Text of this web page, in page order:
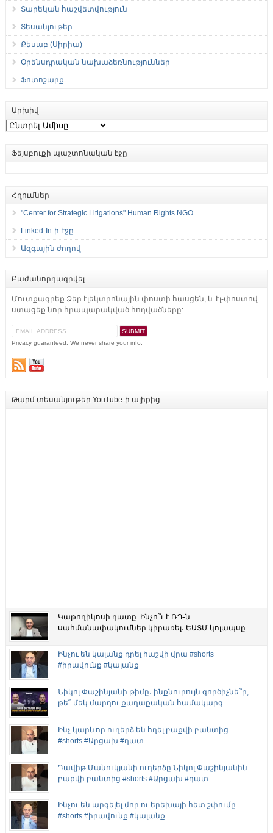
Տարեկան հաշվետվություն
Տեսանյութեր
Քեսաբ (Սիրիա)
Օրենսդրական նախաձեռնություններ
Ֆոտոշարք
Արխիվ
Արխիվ
Ֆեյսբուքի պաշտոնական էջը
Հղումներ
"Center for Strategic Litigations" Human Rights NGO
Linked-In-ի էջը
Ազգային ժողով
Բաժանորդագրվել
Մուտքագրեք Ձեր էլեկտրոնային փոստի հասցեն, և էլ-փոստով
ստացեք նոր հրապարակված հոդվածները:
Privacy guaranteed. We never share your info.
Թարմ տեսանյութեր YouTube-ի ալիքից
Կաթողիկոսի դատը. Ինչո՞ւ է ՌԴ-ն
սահմանափակումներ կիրառել․ ԵԱՏՄ կոլապսը
Ինչու են կալանք դրել հաշվի վրա #shorts
#իրավունք #կալանք
Նիկոլ Փաշինյանի թիմը․ ինքնուրույն գործիչնե՞ր,
թե՞ մեկ մարդու քաղաքական համակարգ
Ինչ կարևոր ուղերձ են հղել բաքվի բանտից
#shorts #Արցախ #դատ
Դավիթ Մանուկյանի ուղերձը Նիկոլ Փաշինյանին
բաքվի բանտից #shorts #Արցախ #դատ
Ինչու են արգելել մոր ու երեխայի հետ շփումը
#shorts #իրավունք #կալանք